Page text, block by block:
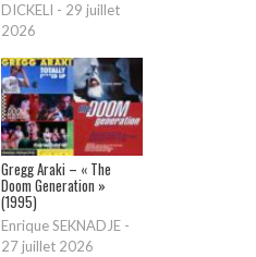
DICKELI - 29 juillet
2026
Gregg Araki – « The
Doom Generation »
(1995)
Enrique SEKNADJE -
27 juillet 2026